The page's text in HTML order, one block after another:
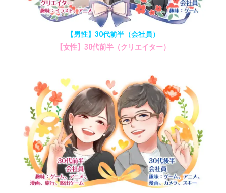
【男性】30代前半（会社員）
【女性】30代前半（クリエイター）